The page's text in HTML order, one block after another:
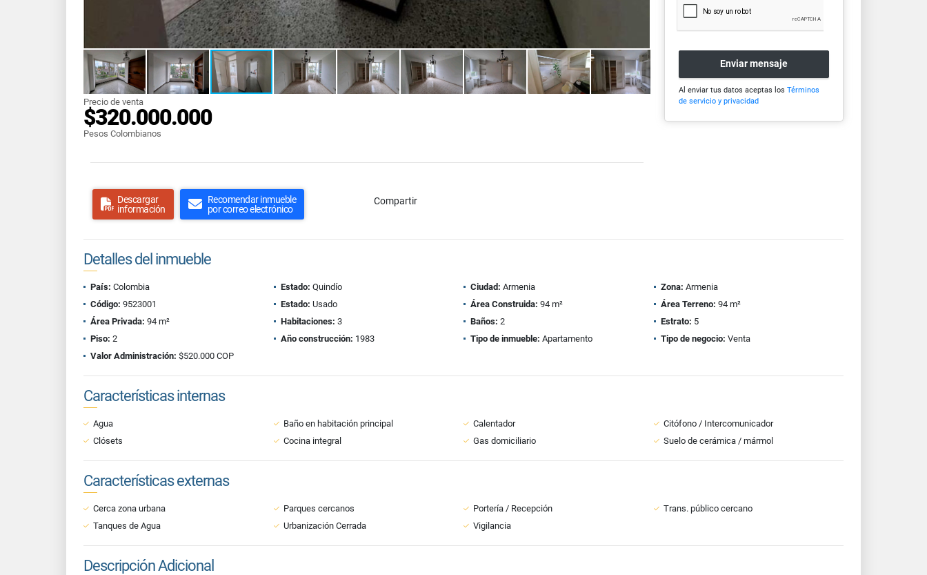
Precio de venta
$320.000.000
Pesos Colombianos
Descargar
información
Recomendar inmueble
por correo electrónico
Compartir
Enviar mensaje
Al enviar tus datos aceptas los Términos
de servicio y privacidad
Detalles del inmueble
País: Colombia Estado: Quindío Ciudad: Armenia Zona: Armenia
Código: 9523001 Estado: Usado Área Construida: 94 m² Área Terreno: 94 m²
Área Privada: 94 m² Habitaciones: 3 Baños: 2 Estrato: 5
Piso: 2 Año construcción: 1983 Tipo de inmueble: Apartamento Tipo de negocio: Venta
Valor Administración: $520.000 COP
Características internas
Agua Baño en habitación principal Calentador
Citófono / Intercomunicador
Clósets
Cocina integral Gas domiciliario Suelo de cerámica / mármol
Características externas
Cerca zona urbana Parques cercanos Portería / Recepción
Trans. público cercano
Tanques de Agua
Urbanización Cerrada Vigilancia
Descripción Adicional